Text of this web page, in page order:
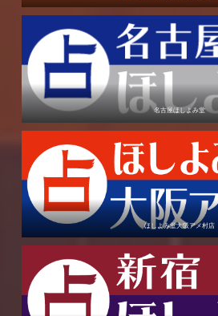
名古屋ほしよみ堂
ほしよみ堂大阪アメ村店